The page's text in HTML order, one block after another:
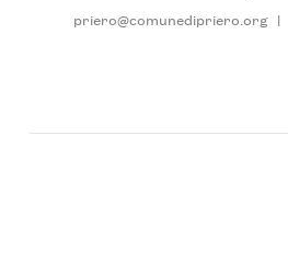
priero@comunedipriero.org |